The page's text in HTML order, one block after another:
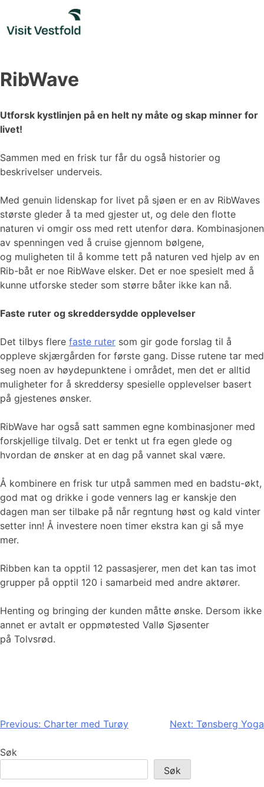
content
RibWave
Utforsk kystlinjen på en helt ny måte og skap minner for
livet!
Sammen med en frisk tur får du også historier og
beskrivelser underveis.
Med genuin lidenskap for livet på sjøen er en av RibWaves
største gleder å ta med gjester ut, og dele den flotte
naturen vi omgir oss med rett utenfor døra. Kombinasjonen
av spenningen ved å cruise gjennom bølgene,
og muligheten til å komme tett på naturen ved hjelp av en
Rib-båt er noe RibWave elsker. Det er noe spesielt med å
kunne utforske steder som større båter ikke kan nå.
Faste ruter og skreddersydde opplevelser
Det tilbys flere faste ruter som gir gode forslag til å
oppleve skjærgården for første gang. Disse rutene tar med
seg noen av høydepunktene i området, men det er alltid
muligheter for å skreddersy spesielle opplevelser basert
på gjestenes ønsker.
RibWave har også satt sammen egne kombinasjoner med
forskjellige tilvalg. Det er tenkt ut fra egen glede og
hvordan de ønsker at en dag på vannet skal være.
Å kombinere en frisk tur utpå sammen med en badstu-økt,
god mat og drikke i gode venners lag er kanskje den
dagen man ser tilbake på når regntung høst og kald vinter
setter inn! Å investere noen timer ekstra kan gi så mye
mer.
Ribben kan ta opptil 12 passasjerer, men det kan tas imot
grupper på opptil 120 i samarbeid med andre aktører.
Henting og bringing der kunden måtte ønske. Dersom ikke
annet er avtalt er oppmøtested Vallø Sjøsenter
på Tolvsrød.
Innleggsnavigasjon
Previous: Charter med Turøy Next: Tønsberg Yoga
Søk
Søk